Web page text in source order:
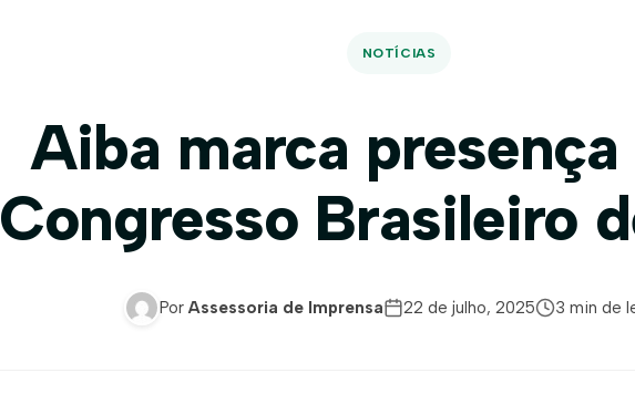
NOTÍCIAS
Aiba marca
Congresso Brasileiro
Por Assessoria de Imprensa 22 de julho, 2025 3 min de